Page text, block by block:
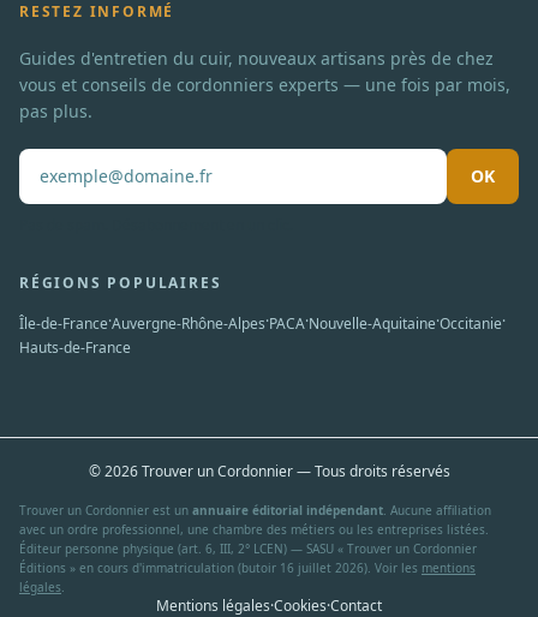
RESTEZ INFORMÉ
Guides d'entretien du cuir, nouveaux artisans près de chez
vous et conseils de cordonniers experts — une fois par mois,
pas plus.
OK
RÉGIONS POPULAIRES
Île-de-France·Auvergne-Rhône-Alpes·PACA·Nouvelle-Aquitaine·Occitanie·
Hauts-de-France
© 2026 Trouver un Cordonnier — Tous droits réservés
Trouver un Cordonnier est un annuaire éditorial indépendant. Aucune affiliation
avec un ordre professionnel, une chambre des métiers ou les entreprises listées.
Éditeur personne physique (art. 6, III, 2° LCEN) — SASU « Trouver un Cordonnier
Éditions » en cours d'immatriculation (butoir 16 juillet 2026). Voir les mentions
légales.
Mentions légales·Cookies·Contact